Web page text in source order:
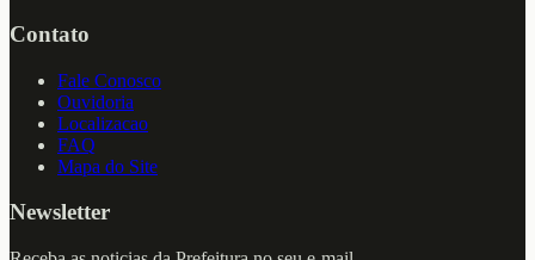
Contato
Fale Conosco
Ouvidoria
Localizacao
FAQ
Mapa do Site
Newsletter